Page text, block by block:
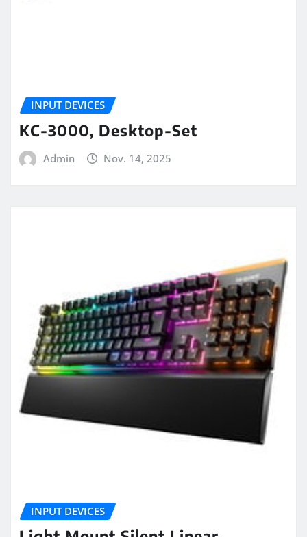
INPUT DEVICES
KC-3000, Desktop-Set
Admin Nov. 14, 2025
INPUT DEVICES